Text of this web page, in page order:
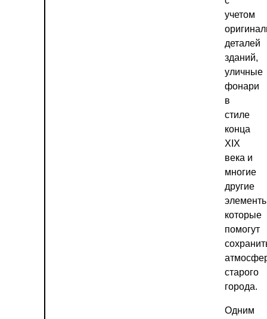
учетом
деталей
зданий,
уличные
фонари
в
стиле
конца
XIX
века и
многие
другие
которые
помогут
старого
города.
Одним